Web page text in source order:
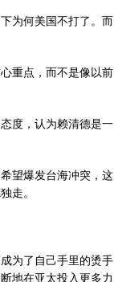
为何美国不打了。而
重点，而不是像以前
度，认为赖清德是一
望爆发台海冲突，这
走。
为了自己手里的烫手
地在亚太投入更多力